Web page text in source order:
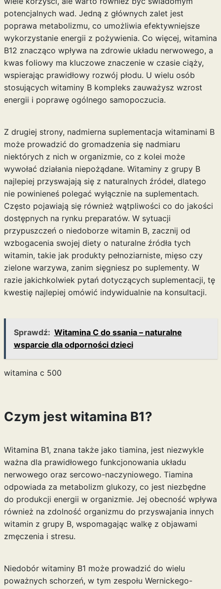
potencjalnych wad. Jedną z głównych zalet jest
poprawa metabolizmu, co umożliwia efektywniejsze
wykorzystanie energii z pożywienia. Co więcej, witamina
B12 znacząco wpływa na zdrowie układu nerwowego, a
kwas foliowy ma kluczowe znaczenie w czasie ciąży,
wspierając prawidłowy rozwój płodu. U wielu osób
stosujących witaminy B kompleks zauważysz wzrost
energii i poprawę ogólnego samopoczucia.
Z drugiej strony, nadmierna suplementacja witaminami B
może prowadzić do gromadzenia się nadmiaru
niektórych z nich w organizmie, co z kolei może
wywołać działania niepożądane. Witaminy z grupy B
najlepiej przyswajają się z naturalnych źródeł, dlatego
nie powinieneś polegać wyłącznie na suplementach.
Często pojawiają się również wątpliwości co do jakości
dostępnych na rynku preparatów. W sytuacji
przypuszczeń o niedoborze witamin B, zacznij od
wzbogacenia swojej diety o naturalne źródła tych
witamin, takie jak produkty pełnoziarniste, mięso czy
zielone warzywa, zanim sięgniesz po suplementy. W
razie jakichkolwiek pytań dotyczących suplementacji, tę
kwestię najlepiej omówić indywidualnie na konsultacji.
Sprawdź: Witamina C do ssania – naturalne
wsparcie dla odporności dzieci
witamina c 500
Czym jest witamina B1?
Witamina B1, znana także jako tiamina, jest niezwykle
ważna dla prawidłowego funkcjonowania układu
nerwowego oraz sercowo-naczyniowego. Tiamina
odpowiada za metabolizm glukozy, co jest niezbędne
do produkcji energii w organizmie. Jej obecność wpływa
również na zdolność organizmu do przyswajania innych
witamin z grupy B, wspomagając walkę z objawami
zmęczenia i stresu.
Niedobór witaminy B1 może prowadzić do wielu
poważnych schorzeń, w tym zespołu Wernickego-